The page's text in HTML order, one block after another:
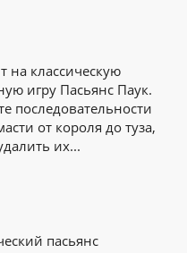
на классическую
игру Пасьянс Паук.
последовательности
от короля до туза,
их...
пасьянс